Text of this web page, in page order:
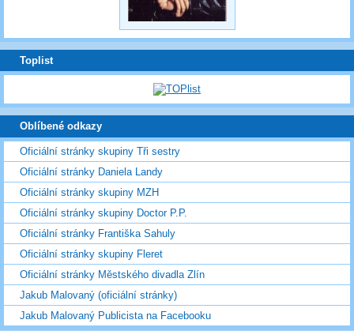
Toplist
Oblíbené odkazy
Oficiální stránky skupiny Tři sestry
Oficiální stránky Daniela Landy
Oficiální stránky skupiny MZH
Oficiální stránky skupiny Doctor P.P.
Oficiální stránky Františka Sahuly
Oficiální stránky skupiny Fleret
Oficiální stránky Městského divadla Zlín
Jakub Malovaný (oficiální stránky)
Jakub Malovaný Publicista na Facebooku